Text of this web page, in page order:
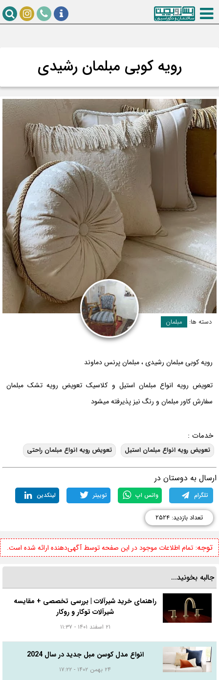
رویه کوبی مبلمان رشیدی
دسته ها: مبلمان
رویه کوبی مبلمان رشیدی ، مبلمان پرنس دماوند
تعویض رویه انواع مبلمان استیل و کلاسیک تعویض رویه تشک‌ مبلمان
سفارش کاور مبلمان و رنگ نیز پذیرفته میشود
خدمات :
تعویض رویه انواع مبلمان استیل تعویض رویه انواع مبلمان راحتی
به دوستان در
تلگرام واتس اپ توییتر لینکدین
تعداد بازدید: ۲۵۲۴
توجه:تمام اطلاعات موجود در این صفحه توسط آگهی‌دهنده ارائه شده است.
جالبه بخونید...
راهنمای خرید شیرآلات | بررسی تخصصی + مقایسه
شیرآلات توکار و روکار
انواع مدل کوسن مبل جدید در سال 2024
۲۴ بهمن ۱۴۰۲ - ۱۷:۲۲